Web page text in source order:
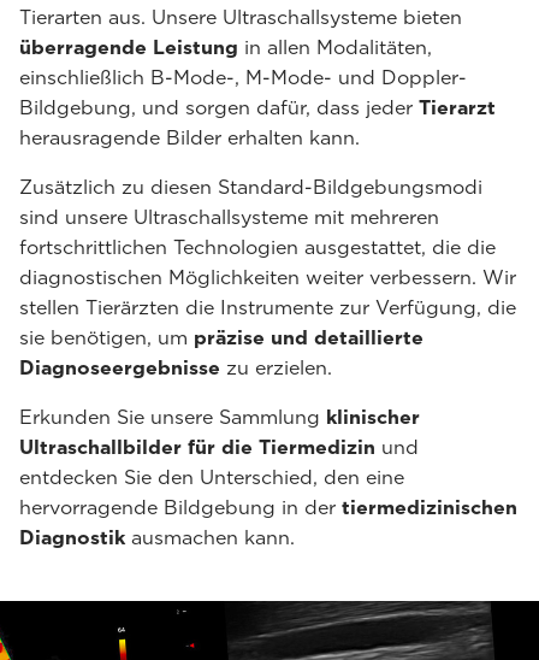
Tierarten aus. Unsere Ultraschallsysteme bieten
überragende Leistung in allen Modalitäten,
einschließlich B-Mode-, M-Mode- und Doppler-
Bildgebung, und sorgen dafür, dass jeder Tierarzt
herausragende Bilder erhalten kann.
Zusätzlich zu diesen Standard-Bildgebungsmodi
sind unsere Ultraschallsysteme mit mehreren
fortschrittlichen Technologien ausgestattet, die die
diagnostischen Möglichkeiten weiter verbessern. Wir
stellen Tierärzten die Instrumente zur Verfügung, die
sie benötigen, um präzise und detaillierte
Diagnoseergebnisse zu erzielen.
Erkunden Sie unsere Sammlung klinischer
Ultraschallbilder für die Tiermedizin und
entdecken Sie den Unterschied, den eine
hervorragende Bildgebung in der tiermedizinischen
Diagnostikausmachen kann.